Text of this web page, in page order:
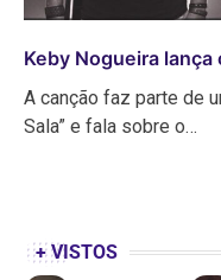
Keby Nogueira lança
A canção faz parte de
Sala” e fala sobre o…
+ VISTOS